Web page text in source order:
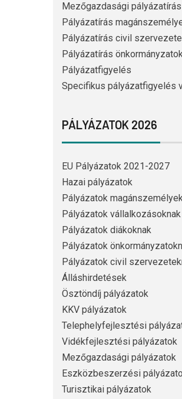
Mezőgazdasági pályázatírás
Pályázatírás
Pályázatírás civil
Pályázatírás
Pályázatfigyelés
Specifikus pályázatfigyelés
PÁLYÁZATOK 2026
EU Pályázatok 2021-2027
Hazai pályázatok
Pályázatok
Pályázatok vállalkozásoknak
Pályázatok diákoknak
Pályázatok
Pályázatok civil
Álláshirdetések
Ösztöndíj pályázatok
KKV pályázatok
Telephelyfejlesztési
Vidékfejlesztési pályázatok
Mezőgazdasági pályázatok
Eszközbeszerzési
Turisztikai pályázatok